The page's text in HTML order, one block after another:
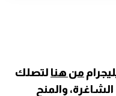
من هنا لتصلك
الشاغرة، والمنح